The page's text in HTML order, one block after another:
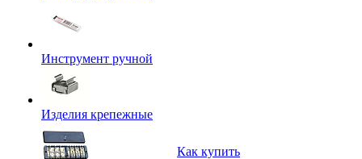
Инструмент ручной
Изделия крепежные
Как купить